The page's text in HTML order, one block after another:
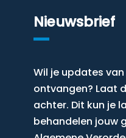
Nieuwsbrief
Wil je updates
ontvangen? Laat
achter. Dit kun je
behandelen jouw